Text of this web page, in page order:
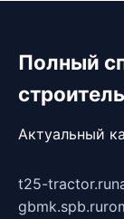
Полный
Актуальный
t25-tractor.ru
gbmk.spb.ru